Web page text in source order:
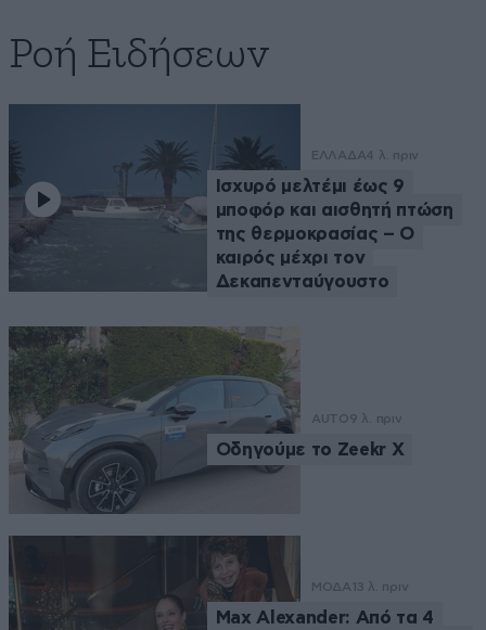
Ροή Ειδήσεων
ΕΛΛΑΔΑ4 λ. πριν
Ισχυρό μελτέμι έως 9
μποφόρ και αισθητή πτώση
της θερμοκρασίας – O
καιρός μέχρι τον
Δεκαπενταύγουστο
AUTO9 λ. πριν
Οδηγούμε το Zeekr X
ΜΟΔΑ 13 λ. πριν
Max Alexander: Από τα 4